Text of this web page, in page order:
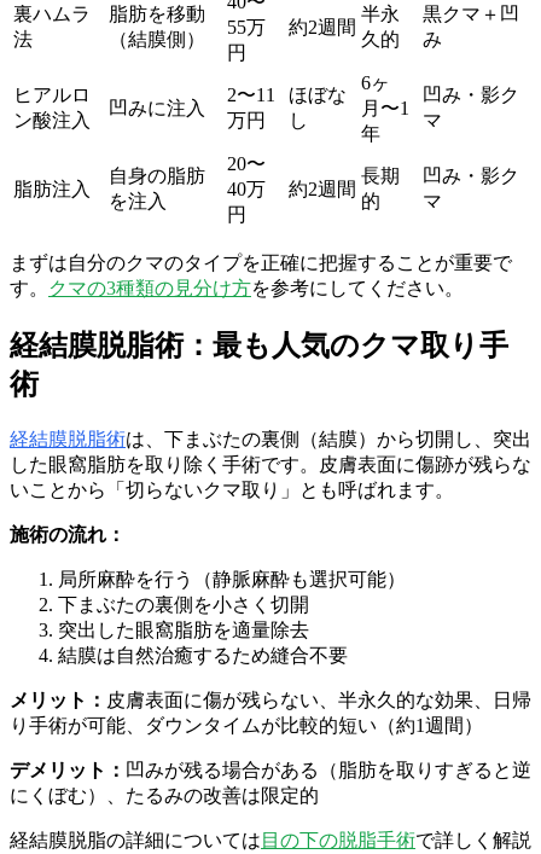
裏ハムラ
法
脂肪を移動
（結膜側）
55万
円
約2週間
半永
久的
黒クマ＋凹
み
ヒアルロ
ン酸注入
凹みに注入
2〜11
万円
ほぼな
し
6ヶ
月〜1
年
凹み・影ク
マ
脂肪注入
自身の脂肪
を注入
20〜
40万
円
約2週間
長期
的
凹み・影ク
マ
まずは自分のクマのタイプを正確に把握することが重要で
す。
クマの3種類の見分け方を参考にしてください。
経結膜脱脂術：最も人気のクマ取り手
術
経結膜脱脂術は、下まぶたの裏側（結膜）から切開し、突出
した眼窩脂肪を取り除く手術です。皮膚表面に傷跡が残らな
いことから「切らないクマ取り」とも呼ばれます。
施術の流れ：
局所麻酔を行う（静脈麻酔も選択可能）
下まぶたの裏側を小さく切開
突出した眼窩脂肪を適量除去
結膜は自然治癒するため縫合不要
メリット： 皮膚表面に傷が残らない、半永久的な効果、日帰
り手術が可能、ダウンタイムが比較的短い（約1週間）
デメリット： 凹みが残る場合がある（脂肪を取りすぎると逆
にくぼむ）、たるみの改善は限定的
経結膜脱脂の詳細については 目の下の脱脂手術で詳しく解説